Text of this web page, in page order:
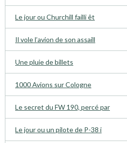
Le jour ou Churchill failli êt
Il vole l’avion de son assaill
Une pluie de billets
1000 Avions sur Cologne
Le secret du FW 190, percé par
Le jour ou un pilote de P-38 i